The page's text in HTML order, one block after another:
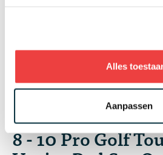
Alles
Aanpassen
HotelPlanner Tour, maar door
Vanaf deze week kan ook
8 - 10 Pro Golf